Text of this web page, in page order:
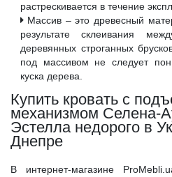
растрескивается в течение
Массив – это древесный
результате склеивания
деревянных строганных
под массивом не следует
куска дерева.
Купить кровать с
механизмом Селена-
Эстелла недорого в
Днепре
В интернет-магазине